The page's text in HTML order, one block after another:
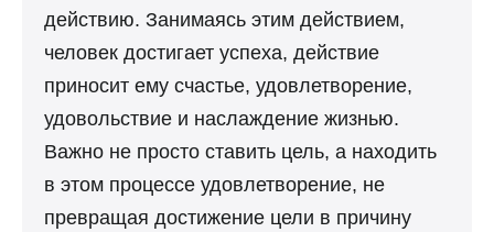
действию. Занимаясь этим действием,
человек достигает успеха, действие
приносит ему счастье, удовлетворение,
удовольствие и наслаждение жизнью.
Важно не просто ставить цель, а находить
в этом процессе удовлетворение, не
превращая достижение цели в причину